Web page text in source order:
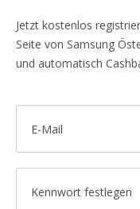
Jetzt kostenlos
Seite von Samsung
und automatisch
E-Mail
Kennwort festlegen